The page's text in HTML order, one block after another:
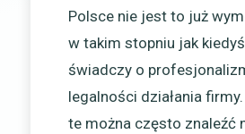
Polsce nie jest to już
w takim stopniu jak
świadczy o
legalności działania
te można często znaleźć